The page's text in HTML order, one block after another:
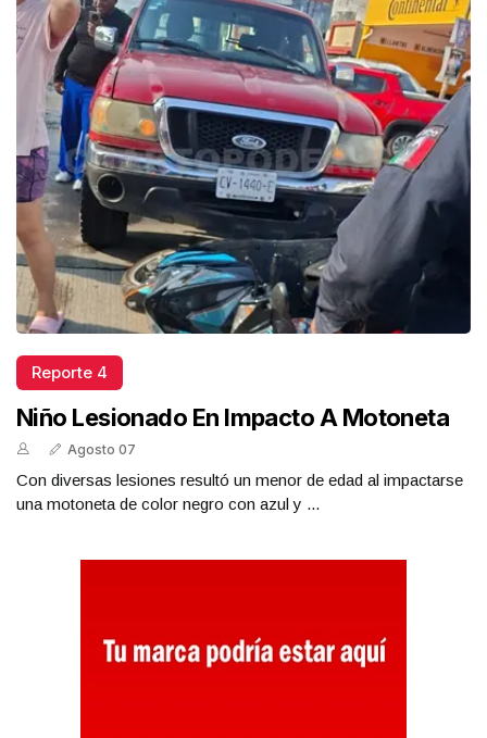
Reporte 4
Niño Lesionado En Impacto A Motoneta
Agosto 07
Con diversas lesiones resultó un menor de edad al impactarse
una motoneta de color negro con azul y ...